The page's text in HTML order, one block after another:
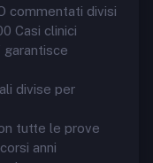
commentati divisi
Casi clinici
garantisce
divise per
tutte le prove
anni